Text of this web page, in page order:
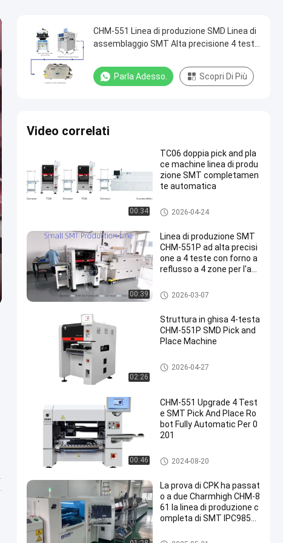
CHM-551 Linea di produzione SMD Linea di
assemblaggio SMT Alta precisione 4 teste
Parla Adesso. Scopri Di Più
Video correlati
00:34
TC06 doppia pick and pla
ce machine linea di produ
zione SMT completamen
te automatica
Linea di produzione di SMT
2026-04-24
00:39
Linea di produzione SMT
CHM-551P ad alta precisi
one a 4 teste con forno a
reflusso a 4 zone per l'as
Linea di produzione di SMT
2026-03-07
02:26
Struttura in ghisa 4-testa
CHM-551P SMD Pick and
Place Machine
Scelta di SMT e macchina del
posto
2026-04-27
00:46
CHM-551 Upgrade 4 Test
e SMT Pick And Place Ro
bot Fully Automatic Per 0
201
Scelta di SMT e macchina del
posto
2024-08-20
La prova di CPK ha passat
o a due Charmhigh CHM-8
61 la linea di produzione c
ompleta di SMT IPC9850
Linea di produzione di SMT